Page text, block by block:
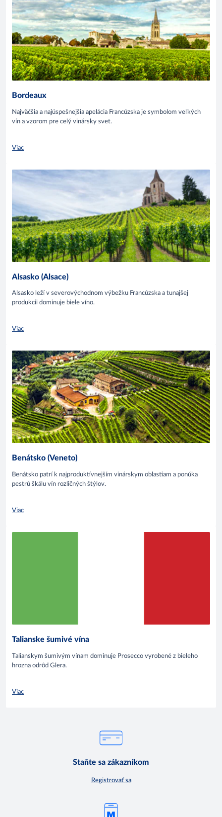
Bordeaux
Najväčšia a najúspešnejšia apelácia Francúzska je symbolom veľkých
vín a vzorom pre celý vinársky svet.
Viac
Alsasko (Alsace)
Alsasko leží v severovýchodnom výbežku Francúzska a tunajšej
produkcii dominuje biele víno.
Viac
Benátsko (Veneto)
Benátsko patrí k najproduktívnejším vinárskym oblastiam a ponúka
pestrú škálu vín rozličných štýlov.
Viac
Talianske šumivé vína
Talianskym šumivým vínam dominuje Prosecco vyrobené z bieleho
hrozna odrôd Glera.
Viac
Staňte sa zákazníkom
Registrovať sa